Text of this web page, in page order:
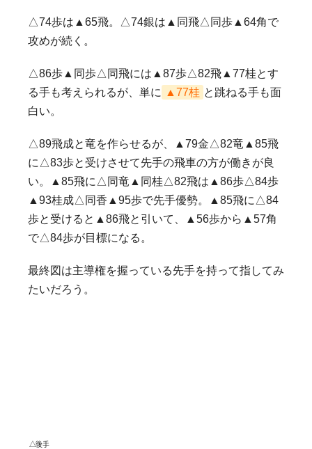
△74歩は▲65飛。△74銀は▲同飛△同歩▲64角で
攻めが続く。
△86歩▲同歩△同飛には▲87歩△82飛▲77桂とす
る手も考えられるが、単に ▲77桂 と跳ねる手も面
白い。
△89飛成と竜を作らせるが、▲79金△82竜▲85飛
に△83歩と受けさせて先手の飛車の方が働きが良
い。▲85飛に△同竜▲同桂△82飛は▲86歩△84歩
▲93桂成△同香▲95歩で先手優勢。▲85飛に△84
歩と受けると▲86飛と引いて、▲56歩から▲57角
で△84歩が目標になる。
最終図は主導権を握っている先手を持って指してみ
たいだろう。